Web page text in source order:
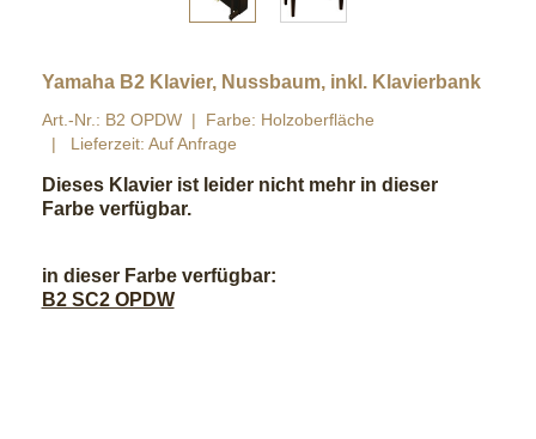
Yamaha B2 Klavier, Nussbaum, inkl. Klavierbank
Art.-Nr.: B2 OPDW
Farbe: Holzoberfläche
Lieferzeit: Auf Anfrage
Dieses Klavier ist leider nicht mehr in dieser
Farbe verfügbar.
in dieser Farbe verfügbar:
B2 SC2 OPDW